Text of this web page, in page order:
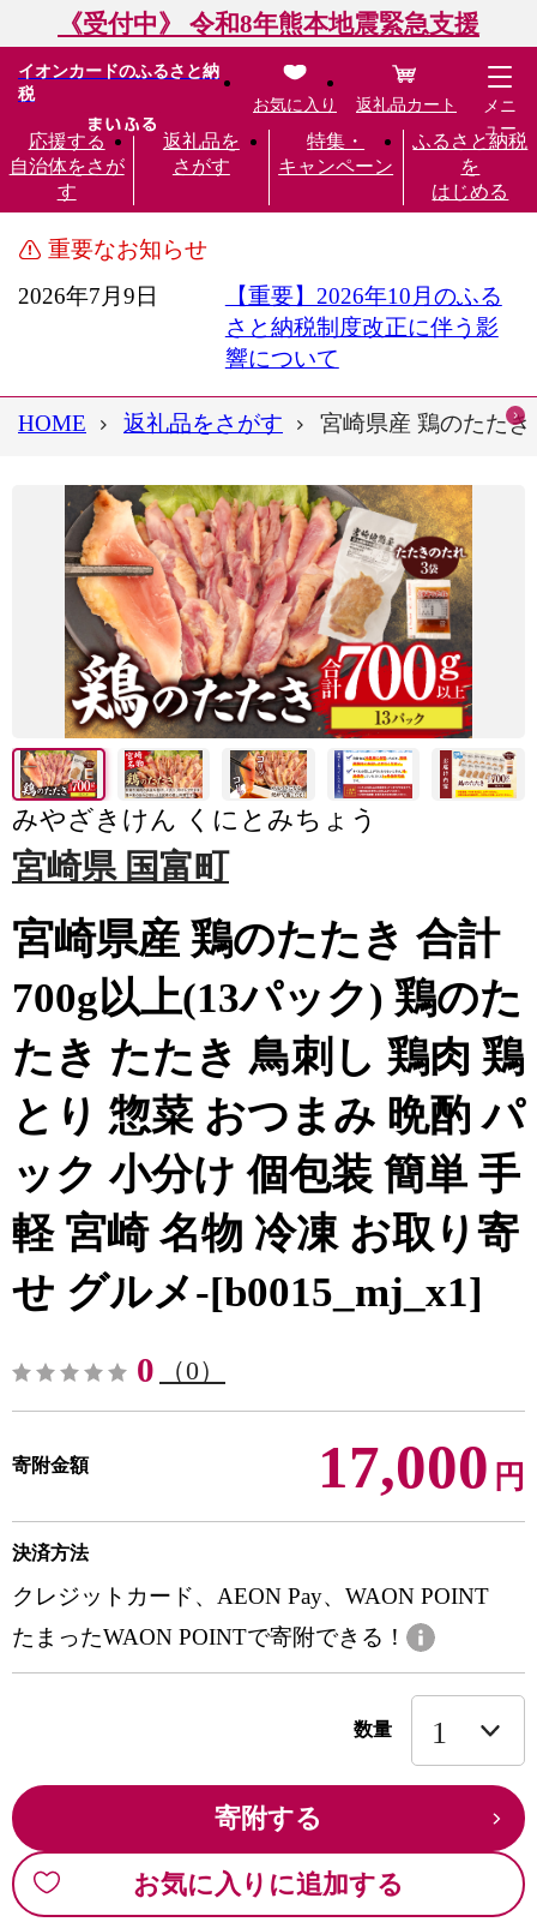
《受付中》 令和8年熊本地震緊急支援
イオンカードのふるさと納
税
応援する
自治体をさが
す
返礼品を
さがす
特集・
キャンペーン
ふるさと納税
を
はじめる
お気に入り 返礼品カート
メニ
ュー
重要なお知らせ
2026年7月9日
【重要】2026年10月のふる
さと納税制度改正に伴う影
響について
HOME 返礼品をさがす 宮崎県産 鶏のたた
みやざきけん くにとみちょう
宮崎県 国富町
宮崎県産 鶏のたたき 合計
700g以上(13パック) 鶏のた
たき たたき 鳥刺し 鶏肉 鶏
とり 惣菜 おつまみ 晩酌 パ
ック 小分け 個包装 簡単 手
軽 宮崎 名物 冷凍 お取り寄
せ グルメ-[b0015_mj_x1]
0 （0）
寄附金額 17,000 円
決済方法
クレジットカード、AEON Pay、WAON POINT
たまったWAON POINTで寄附できる！
数量
寄附する
お気に入りに追加する